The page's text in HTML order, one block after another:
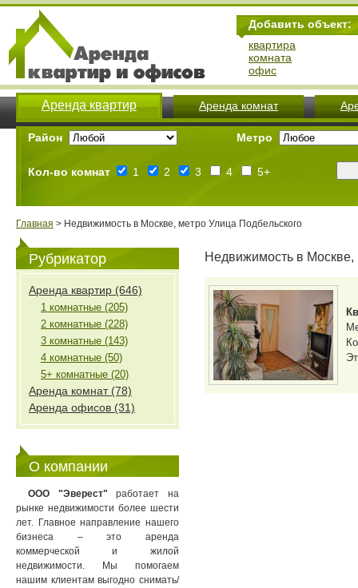
Добавить объект:
квартира
комната
офис
Аренда квартир Аренда комнат
Район Метро
Кол-во комнат 1 2 3 4 5+
Главная > Недвижимость в Москве, метро Улица Подбельского
Рубрикатор
Аренда квартир (646)
1 комнатные (205)
2 комнатные (228)
3 комнатные (143)
4 комнатные (50)
5+ комнатные (20)
Аренда комнат (78)
Аренда офисов (31)
О компании
ООО "Эверест" работает на
рынке недвижимости более шести
лет. Главное направление нашего
бизнеса – это аренда
коммерческой и жилой
недвижимости. Мы помогаем
нашим клиентам выгодно снимать/
Недвижимость в Москве,